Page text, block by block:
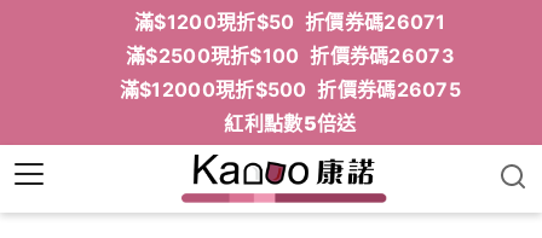
滿$1200現折$50 折價券碼26071
滿$2500現折$100 折價券碼26073
滿$12000現折$500 折價券碼26075
紅利點數5倍送